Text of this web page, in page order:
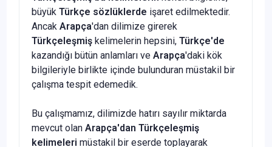
büyük Türkçe sözlüklerde işaret edilmektedir.
Ancak Arapça'dan dilimize girerek
Türkçeleşmiş kelimelerin hepsini, Türkçe'de
kazandığı bütün anlamları ve Arapça'daki kök
bilgileriyle birlikte içinde bulunduran müstakil bir
çalışma tespit edemedik.
Bu çalışmamız, dilimizde hatırı sayılır miktarda
mevcut olan Arapça'dan Türkçeleşmiş
kelimeleri müstakil bir eserde toplayarak